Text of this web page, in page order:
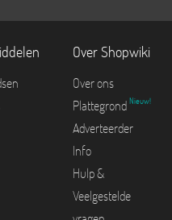
Over Shopwiki
Over ons
Plattegrond Nieuw!
Adverteerder
Info
Hulp &
Veelgestelde